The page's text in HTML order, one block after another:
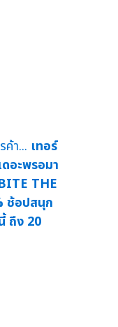
เทอร์
อะพรอมา
THE
ช้อปสนุก
ถึง 20